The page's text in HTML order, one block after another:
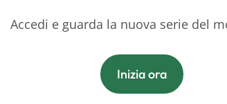
Accedi e guarda la nuova serie del
Inizia ora